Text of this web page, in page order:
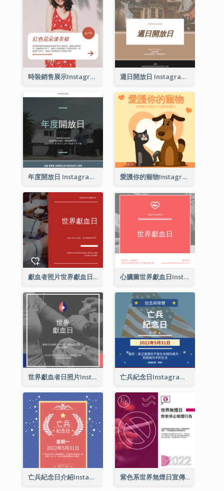
時裝銷售展示Instagram帖子 週日開放日 Instagram 帖子
年度開放日 Instagram 帖子 愛護你的寵物Instagram帖子
獻血者照片世界獻血日Instagram帖子 心臟圖世界獻血日Instagram帖子
世界獻血者日照片Instagram帖子 亡兵紀念日Instagram帖子(附名言引用)
亡兵紀念日介紹Instagram帖子 紫色系世界無煙日宣傳用Instagram帖子